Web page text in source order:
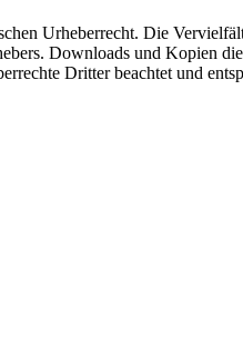
Urheberrecht. Die
Downloads und Kopien
Dritter beachtet und